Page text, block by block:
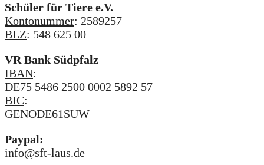
Schüler für Tiere e.V.
Kontonummer: 2589257
BLZ: 548 625 00
VR Bank Südpfalz
IBAN:
DE75 5486 2500 0002 5892 57
BIC:
GENODE61SUW
Paypal:
info@sft-laus.de